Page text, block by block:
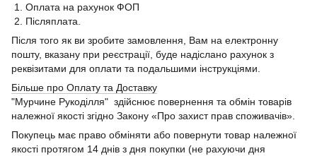
1. Оплата на рахунок ФОП
2. Післяплата.
Після того як ви зробите замовлення, Вам на електронну
пошту, вказану при реєстрації, буде надіслано рахунок з
реквізитами для оплати та подальшими інструкціями.
Більше про Оплату та Доставку
"Мурчине Рукоділля" здійснює повернення та обмін товарів
належної якості згідно Закону «Про захист прав споживачів».
Покупець має право обміняти або повернути товар належної
якості протягом 14 днів з дня покупки (не рахуючи дня